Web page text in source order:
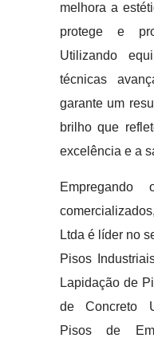
melhora a
protege e
Utilizando
técnicas
garante um
brilho que
excelência e a
Empregando
Ltda é líder no
Pisos
Lapidação de
de Concreto
Pisos de